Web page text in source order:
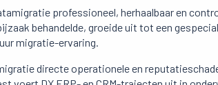
professioneel, herhaalbaar en
behandelde, groeide uit tot een
migratie-ervaring.
directe operationele en